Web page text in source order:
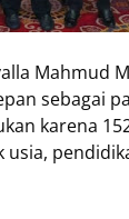
sebagai
karena